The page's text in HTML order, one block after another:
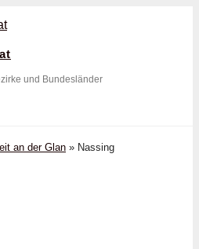
und Bundesländer
an der Glan » Nassing